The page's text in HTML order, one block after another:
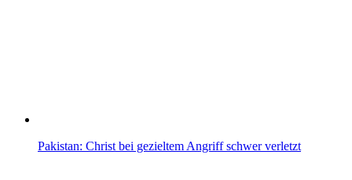
Pakistan: Christ bei gezieltem Angriff schwer verletzt